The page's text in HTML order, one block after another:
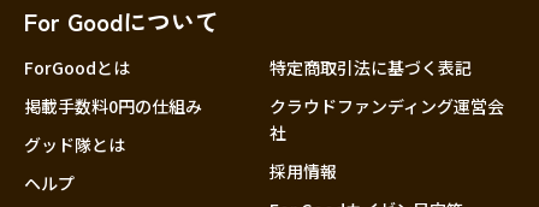
For Goodについて
ForGoodとは
掲載手数料0円の仕組み
グッド隊とは
ヘルプ
特定商取引法に基づく表記
クラウドファンディング運営会
社
採用情報